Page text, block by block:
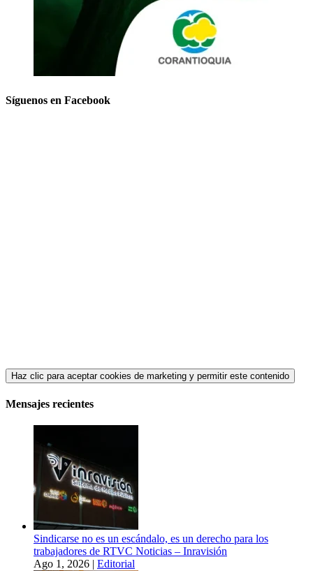
Síguenos en Facebook
Haz clic para aceptar cookies de marketing y permitir este contenido
Mensajes recientes
Sindicarse no es un escándalo, es un derecho para los
trabajadores de RTVC Noticias – Inravisión
Ago 1, 2026 | Editorial